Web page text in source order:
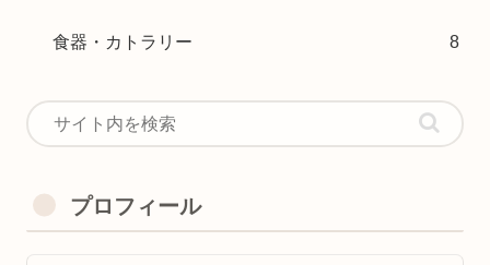
食器・カトラリー 8
プロフィール